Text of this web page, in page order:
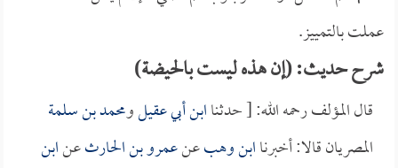
عملت بالتمييز.
شرح حديث: (إن هذه ليست بالحيضة)
قال المؤلف رحمه الله: [ حدثناابن أبي عقيلومحمد بن سلمة
المصريان قالا: أخبرناابن وهبعنعمرو بن الحارثعنابن